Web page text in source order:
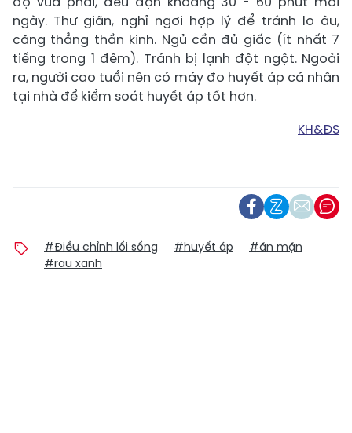
ngày. Thư giãn, nghỉ ngơi hợp lý để tránh lo âu,
căng thẳng thần kinh. Ngủ cần đủ giấc (ít nhất 7
tiếng trong 1 đêm). Tránh bị lạnh đột ngột. Ngoài
ra, người cao tuổi nên có máy đo huyết áp cá nhân
tại nhà để kiểm soát huyết áp tốt hơn.
KH&ĐS
#Điều chỉnh lối sống #huyết áp
#ăn mặn
#rau xanh